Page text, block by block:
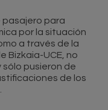
pasajero para
por la situación
a través de la
Bizkaia-UCE, no
pusieron de
de los